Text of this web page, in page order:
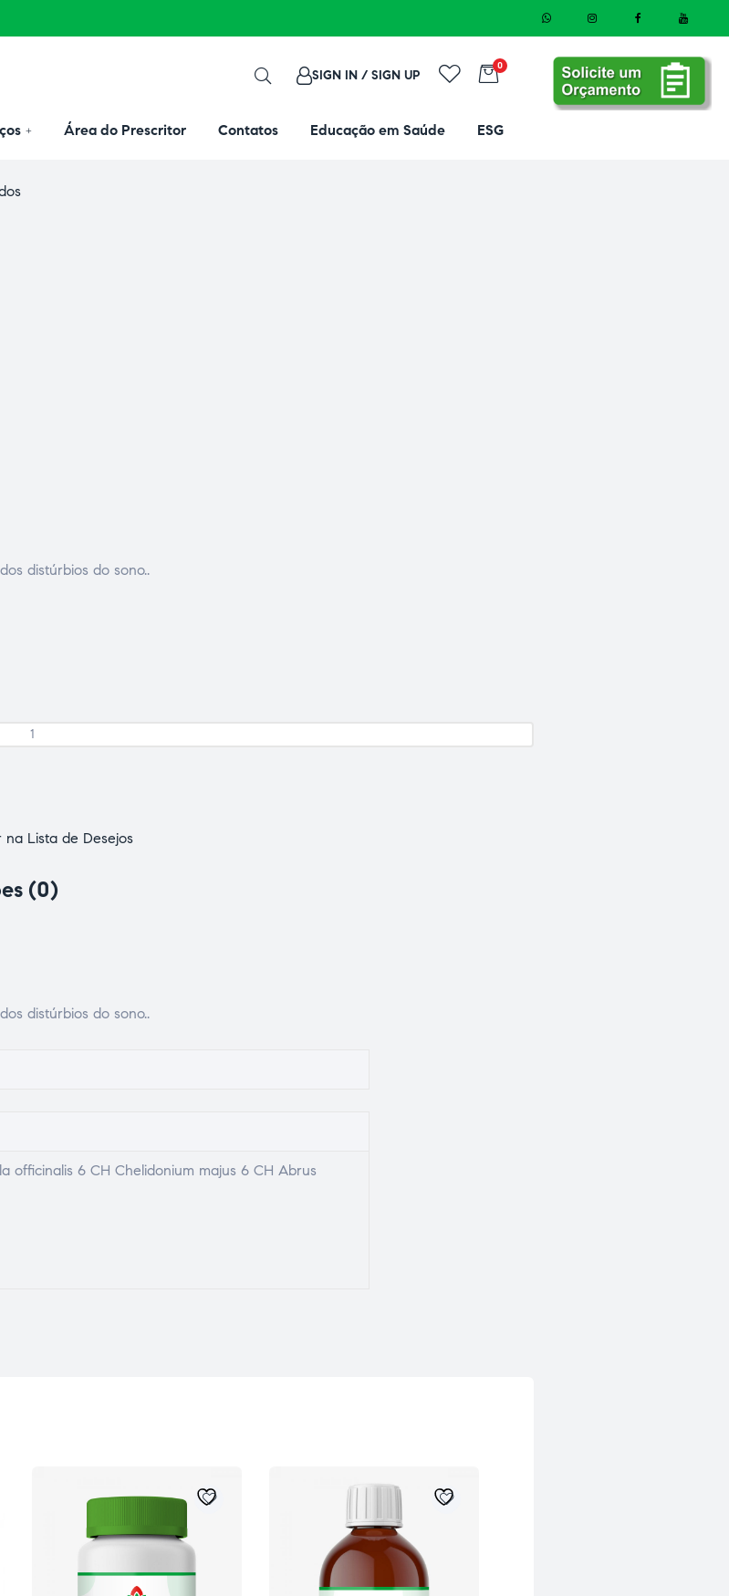
SIGN IN / SIGN UP
0
Área do Prescritor Contatos Educação em Saúde ESG
distúrbios do sono..
na Lista de Desejos
(0)
distúrbios do sono..
officinalis 6 CH Chelidonium majus 6 CH Abrus